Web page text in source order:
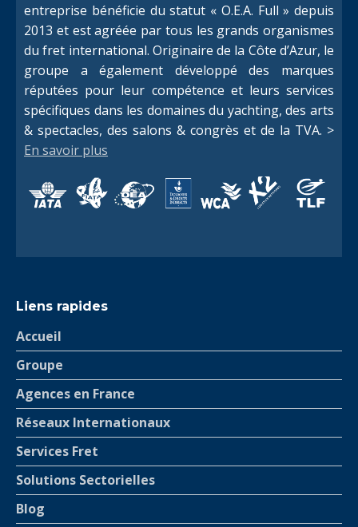
entreprise bénéficie du statut « O.E.A. Full » depuis
2013 et est agréée par tous les grands organismes
du fret international. Originaire de la Côte d’Azur, le
groupe a également développé des marques
réputées pour leur compétence et leurs services
spécifiques dans les domaines du yachting, des arts
& spectacles, des salons & congrès et de la TVA. >
En savoir plus
Liens rapides
Accueil
Groupe
Agences en France
Réseaux Internationaux
Services Fret
Solutions Sectorielles
Blog